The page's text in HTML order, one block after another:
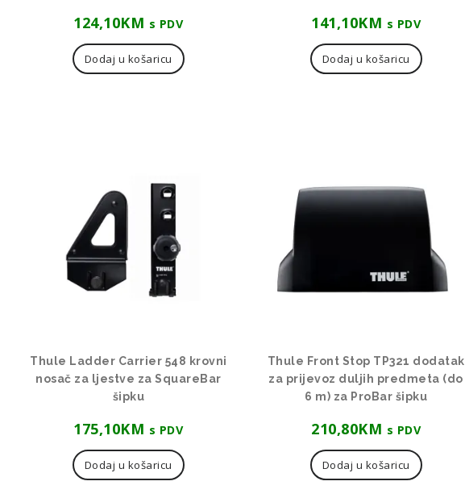
124,10KM s PDV
Dodaj u košaricu
141,10KM s PDV
Dodaj u košaricu
Thule Ladder Carrier 548 krovni
nosač za ljestve za SquareBar
šipku
175,10KM s PDV
Dodaj u košaricu
Thule Front Stop TP321 dodatak
za prijevoz duljih predmeta (do
6 m) za ProBar šipku
210,80KM s PDV
Dodaj u košaricu